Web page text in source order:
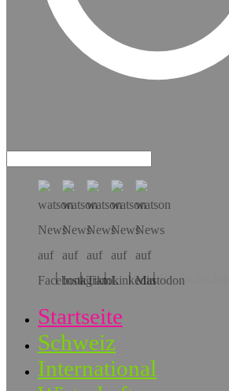
Hol dir die App!
Startseite
Schweiz
International